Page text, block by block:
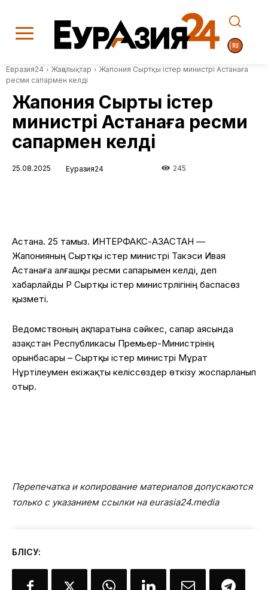
Евразия24 Жаңалықтар
Жапония Сыртқы істер министрі Астанаға
ресми сапармен келді
Жапония Сыртқы істер
министрі Астанаға ресми
сапармен келді
25.08.2025 Еуразия24 245
Астана. 25 тамыз. ИНТЕРФАКС-ҚАЗАҚСТАН —
Жапонияның Сыртқы істер министрі Такэси Ивая
Астанаға алғашқы ресми сапарымен келді, деп
хабарлайды ҚР Сыртқы істер министрлігінің баспасөз
қызметі.
Ведомствоның ақпаратына сәйкес, сапар аясында
Қазақстан Республикасы Премьер-Министрінің
орынбасары – Сыртқы істер министрі Мұрат
Нұртілеумен екіжақты келіссөздер өткізу жоспарланып
отыр.
Перепечатка и копирование материалов допускаются
только с указанием ссылки на eurasia24.media
БӨЛІСУ: